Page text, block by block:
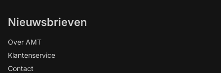
Nieuwsbrieven
Over AMT
Klantenservice
Contact